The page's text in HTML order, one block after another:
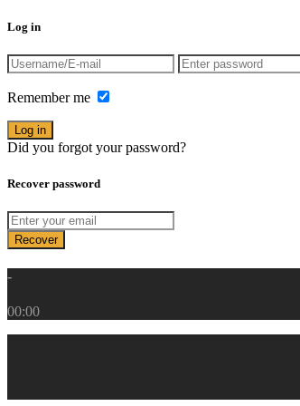
Log in
Remember me
Log in
Did you forgot your password?
Recover password
Recover
-
00:00